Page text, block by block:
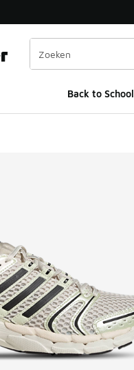
een nieuw venster
Back to School